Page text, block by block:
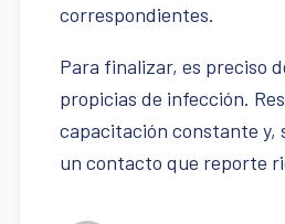
correspondientes.
Para finalizar, es preciso
propicias de infección.
capacitación constante y,
un contacto que reporte